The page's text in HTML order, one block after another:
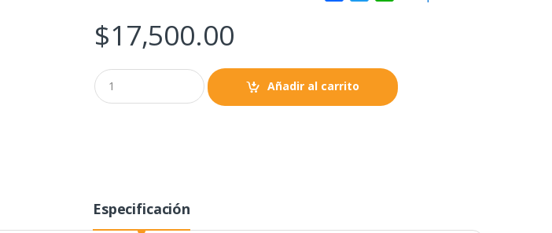
b
o
o
t
r
A
p
$17,500.00
Q
u
a
Añadir al carrito
Especificación